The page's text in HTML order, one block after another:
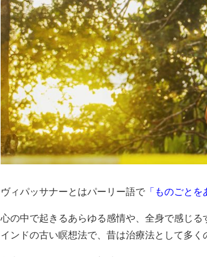
ヴィパッサナーとはパーリー語で 「ものごとを
心の中で起きるあらゆる感情や、全身で感じる
インドの古い瞑想法で、昔は治療法として多く